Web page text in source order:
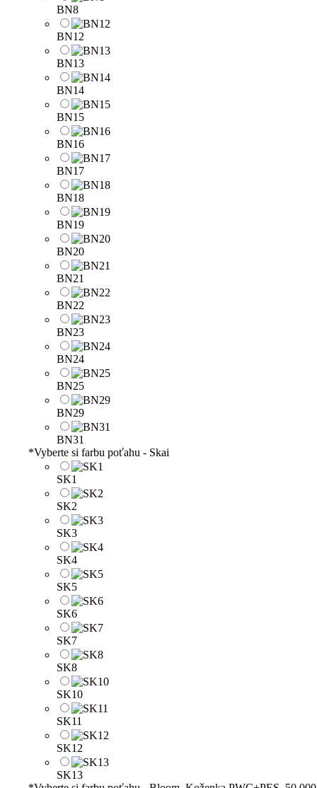
BN8
BN12
BN13
BN14
BN15
BN16
BN17
BN18
BN19
BN20
BN21
BN22
BN23
BN24
BN25
BN29
BN31
*Vyberte si farbu poťahu - Skai
SK1
SK2
SK3
SK4
SK5
SK6
SK7
SK8
SK10
SK11
SK12
SK13